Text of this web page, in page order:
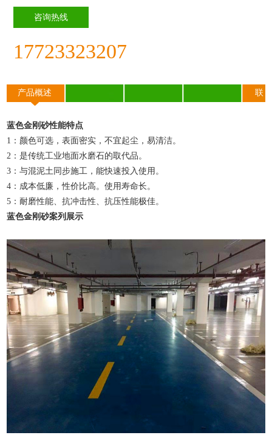
咨询热线
17723323207
产品概述
联
蓝色金刚砂性能特点
1：颜色可选，表面密实，不宜起尘，易清洁。
2：是传统工业地面水磨石的取代品。
3：与混泥土同步施工，能快速投入使用。
4：成本低廉，性价比高。使用寿命长。
5：耐磨性能、抗冲击性、抗压性能极佳。
蓝色金刚砂案列展示